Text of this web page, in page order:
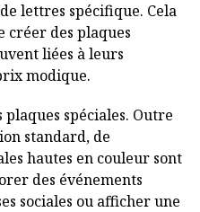
lettres spécifique. Cela
créer des plaques
liées à leurs
modique.
spéciales. Outre
standard, de
hautes en couleur sont
des événements
sociales ou afficher une